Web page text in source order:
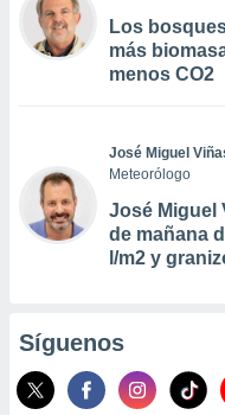
Los
más
menos CO2
José Miguel
Meteorólogo
José Miguel
de mañana
l/m2 y
Síguenos